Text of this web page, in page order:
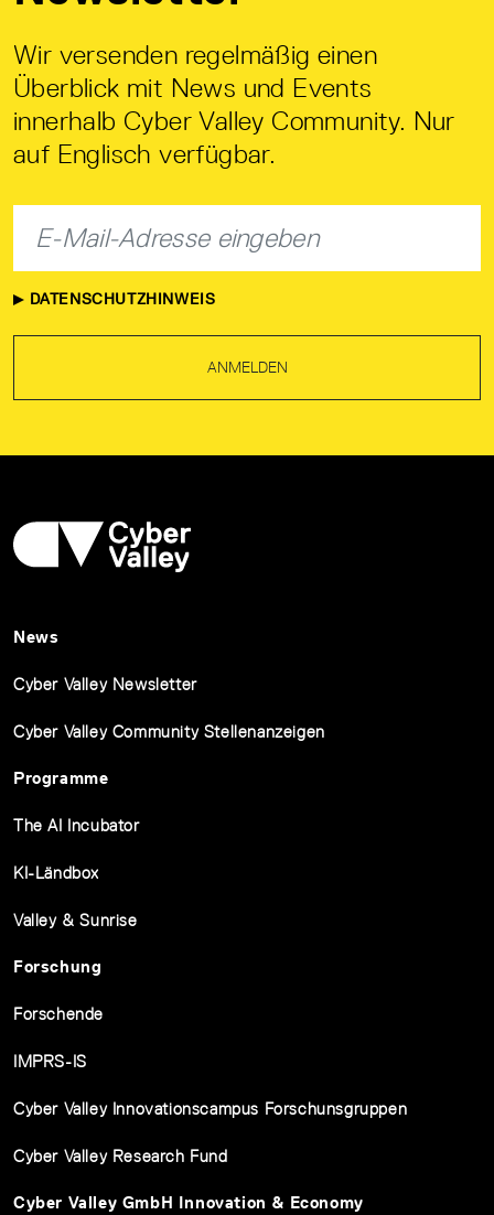
Wir versenden regelmäßig einen
Überblick mit News und Events
innerhalb Cyber Valley Community. Nur
auf Englisch verfügbar.
DATENSCHUTZHINWEIS
ANMELDEN
News
Cyber Valley Newsletter
Cyber Valley Community Stellenanzeigen
Programme
The AI Incubator
KI-Ländbox
Valley & Sunrise
Forschung
Forschende
IMPRS-IS
Cyber Valley Innovationscampus Forschunsgruppen
Cyber Valley Research Fund
Cyber Valley GmbH Innovation & Economy